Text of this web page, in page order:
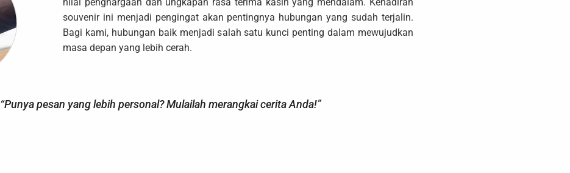
souvenir ini menjadi pengingat akan pentingnya hubungan yang sudah terjalin.
Bagi kami, hubungan baik menjadi salah satu kunci penting dalam mewujudkan
masa depan yang lebih cerah.
“Punya pesan yang lebih personal? Mulailah merangkai cerita Anda!”